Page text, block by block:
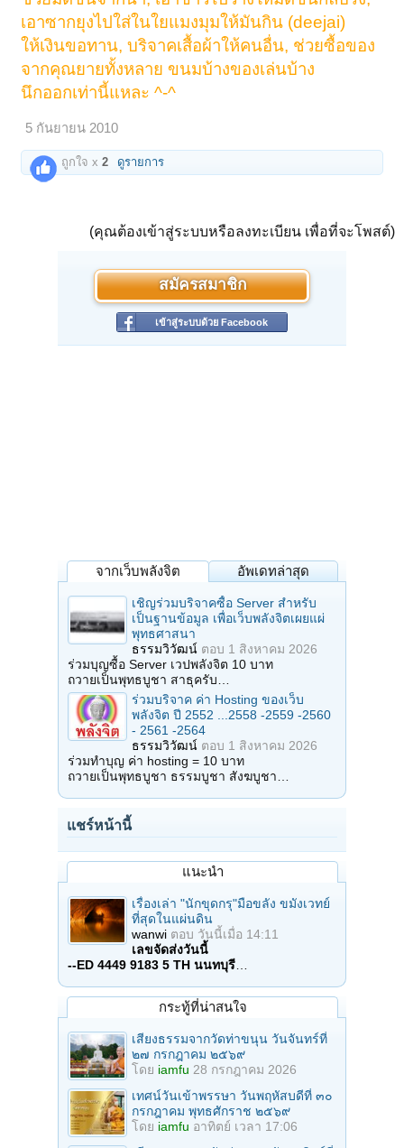
เอาซากยุงไปใส่ในใยแมงมุมให้มันกิน (deejai)
ให้เงินขอทาน, บริจาคเสื้อผ้าให้คนอื่น, ช่วยซื้อของ
จากคุณยายทั้งหลาย ขนมบ้างของเล่นบ้าง
นึกออกเท่านี้แหละ ^-^
5 กันยายน 2010
ถูกใจ x2 ดูรายการ
(คุณต้องเข้าสู่ระบบหรือลงทะเบียน เพื่อที่จะโพสต์)
สมัครสมาชิก
เข้าสู่ระบบด้วย Facebook
จากเว็บพลังจิต อัพเดทล่าสุด
เชิญร่วมบริจาคซื้อ Server สำหรับ
เป็นฐานข้อมูล เพื่อเว็บพลังจิตเผยแผ่
พุทธศาสนา
ธรรมวิวัฒน์ ตอบ 1 สิงหาคม 2026
ร่วมบุญซื้อ Server เวปพลังจิต 10 บาท
ถวายเป็นพุทธบูชา สาธุครับ…
ร่วมบริจาค ค่า Hosting ของเว็บ
พลังจิต ปี 2552 ...2558 -2559 -2560
- 2561 -2564
ธรรมวิวัฒน์ ตอบ 1 สิงหาคม 2026
ร่วมทำบุญ ค่า hosting = 10 บาท
ถวายเป็นพุทธบูชา ธรรมบูชา สังฆบูชา…
แชร์หน้านี้
แนะนำ
เรื่องเล่า "นักขุดกรุ"มือขลัง ขมังเวทย์
ที่สุดในแผ่นดิน
wanwi ตอบ วันนี้เมื่อ 14:11
เลขจัดส่งวันนี้
--ED 4449 9183 5 TH นนทบุรี
กระทู้ที่น่าสนใจ
เสียงธรรมจากวัดท่าขนุน วันจันทร์ที่
๒๗ กรกฎาคม ๒๕๖๙
โดย iamfu 28 กรกฎาคม 2026
เทศน์วันเข้าพรรษา วันพฤหัสบดีที่ ๓๐
กรกฎาคม พุทธศักราช ๒๕๖๙
โดย iamfu อาทิตย์ เวลา 17:06